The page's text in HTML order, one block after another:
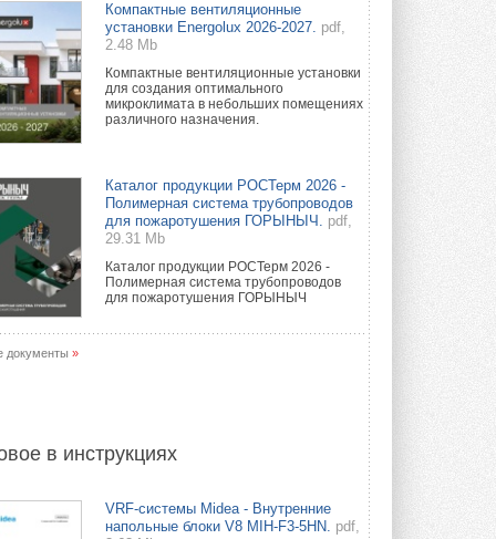
Компактные вентиляционные
установки Energolux 2026-2027. pdf,
2.48 Mb
Компактные вентиляционные установки
для создания оптимального
микроклимата в небольших помещениях
различного назначения.
Каталог продукции РОСТерм 2026 -
Полимерная система трубопроводов
для пожаротушения ГОРЫНЫЧ.
pdf,
29.31 Mb
Каталог продукции РОСТерм 2026 -
Полимерная система трубопроводов
для пожаротушения ГОРЫНЫЧ
документы »
в инструкциях
VRF-системы Midea - Внутренние
напольные блоки V8 MIH-F3-5HN. pdf,